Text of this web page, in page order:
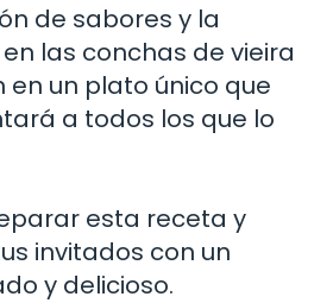
de sabores y la
las conchas de vieira
en un plato único que
a todos los que lo
esta receta y
invitados con un
y delicioso.